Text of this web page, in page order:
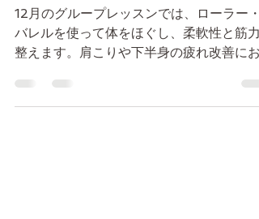
｜整えるピラティス｜
mana pilates studio
12月のグループレッスンでは、ローラー・